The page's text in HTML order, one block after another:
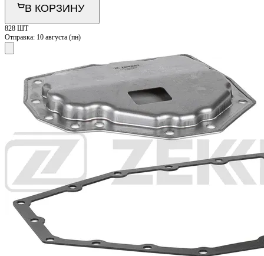
В КОРЗИНУ
828 ШТ
Отправка: 10 августа (пн)